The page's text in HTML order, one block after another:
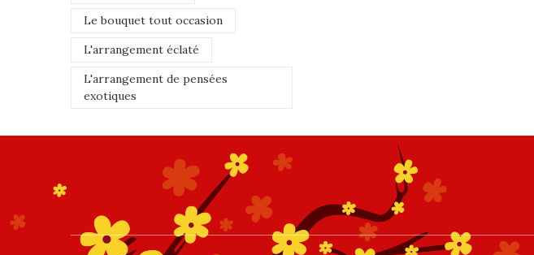
Le bouquet tout occasion
L'arrangement éclaté
L'arrangement de pensées
exotiques